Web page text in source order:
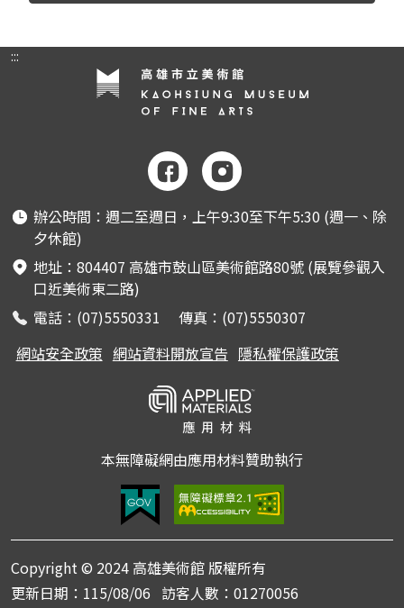
:::
辦公時間：週二至週日，上午9:30至下午5:30 (週一、除
夕休館)
地址：804407 高雄市鼓山區美術館路80號 (展覽參觀入
口近美術東二路)
電話：(07)5550331 傳真：(07)5550307
網站安全政策 網站資料開放宣告 隱私權保護政策
本無障礙網由應用材料贊助執行
Copyright © 2024 高雄美術館 版權所有
更新日期： 115/08/06 訪客人數： 01270056